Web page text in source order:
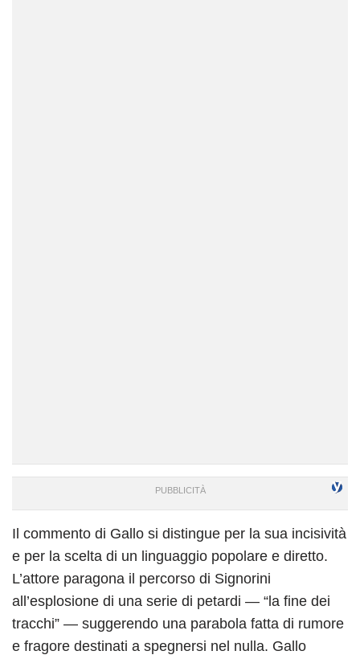
Il commento di Gallo si distingue per la sua incisività
e per la scelta di un linguaggio popolare e diretto.
L’attore paragona il percorso di Signorini
all’esplosione di una serie di petardi — “la fine dei
tracchi” — suggerendo una parabola fatta di rumore
e fragore destinati a spegnersi nel nulla. Gallo